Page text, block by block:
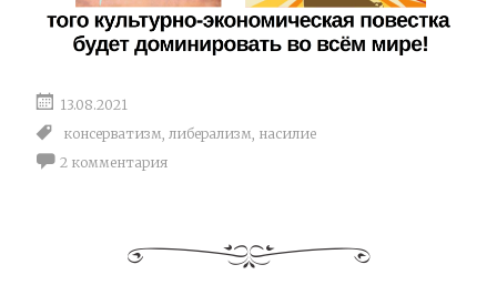
13.08.2021
консерватизм, либерализм, насилие
2 комментария